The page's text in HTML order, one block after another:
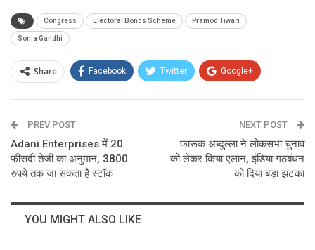
Congress Electoral Bonds Scheme Pramod Tiwari
Sonia Gandhi
Share Facebook Twitter Google+
Email
PREV POST
Adani Enterprises में 20
फीसदी तेजी का अनुमान, 3800
रुपये तक जा सकता है स्टॉक
NEXT POST
फारूक अब्दुल्ला ने लोकसभा चुनाव
को लेकर किया एलान, इंडिया गठबंधन
को दिया बड़ा झटका
YOU MIGHT ALSO LIKE